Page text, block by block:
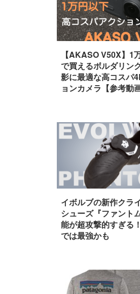
【AKASO V50X】1
で買えるボルダリン
影に最適な高コスパ
ョンカメラ【参考動
イボルブの新作クラ
シューズ『ファント
能が超攻撃的すぎる
では最強かも